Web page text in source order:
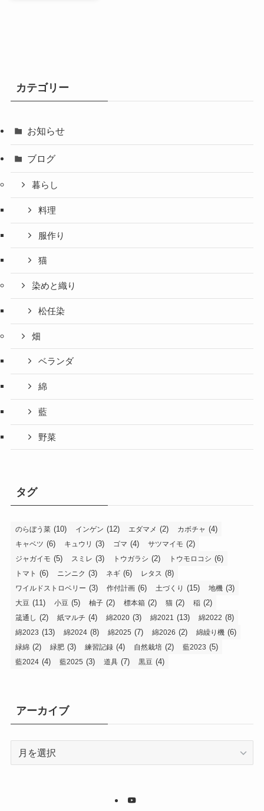
カテゴリー
お知らせ
ブログ
暮らし
料理
服作り
猫
染めと織り
松任染
畑
ベランダ
綿
藍
野菜
タグ
のらぼう菜 (10) インゲン (12) エダマメ (2) カボチャ (4)
キャベツ (6) キュウリ (3) ゴマ (4) サツマイモ (2)
ジャガイモ (5) スミレ (3) トウガラシ (2) トウモロコシ (6)
トマト (6) ニンニク (3) ネギ (6) レタス (8)
ワイルドストロベリー (3) 作付計画 (6) 土づくり (15) 地機 (3)
大豆 (11) 小豆 (5) 柚子 (2) 標本箱 (2) 猫 (2) 稲 (2)
筬通し (2) 紙マルチ (4) 綿2020 (3) 綿2021 (13) 綿2022 (8)
綿2023 (13) 綿2024 (8) 綿2025 (7) 綿2026 (2) 綿繰り機 (6)
緑綿 (2) 緑肥 (3) 練習記録 (4) 自然栽培 (2) 藍2023 (5)
藍2024 (4) 藍2025 (3) 道具 (7) 黒豆 (4)
アーカイブ